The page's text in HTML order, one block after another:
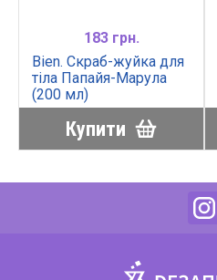
Купити
183 грн.
Bien. Скраб-жуйка для
тіла Папайя-Марула
(200 мл)